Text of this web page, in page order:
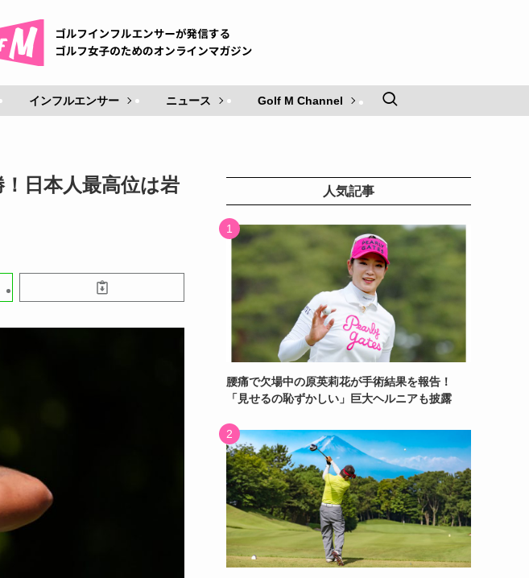
インフルエンサー ニュース Golf M Channel
日本人最高位は岩
人気記事
腰痛で欠場中の原英莉花が手術結果を報告！
「見せるの恥ずかしい」巨大ヘルニアも披露